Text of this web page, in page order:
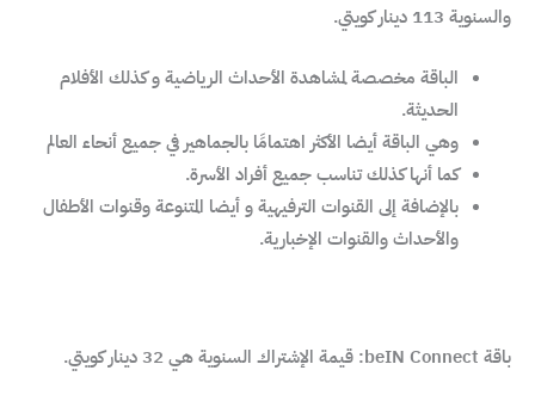
والسنوية 113 دينار كويتي.
الباقة مخصصة لمشاهدة الأحداث الرياضية و كذلك الأفلام
الحديثة.
وهي الباقة أيضا الأكثر اهتمامًا بالجماهير في جميع أنحاء العالم
كما أنها كذلك تناسب جميع أفراد الأسرة.
بالإضافة إلى القنوات الترفيهية و أيضا المتنوعة وقنوات الأطفال
والأحداث والقنوات الإخبارية.
باقة beIN Connect: قيمة الإشتراك السنوية هي 32 دينار كويتي.